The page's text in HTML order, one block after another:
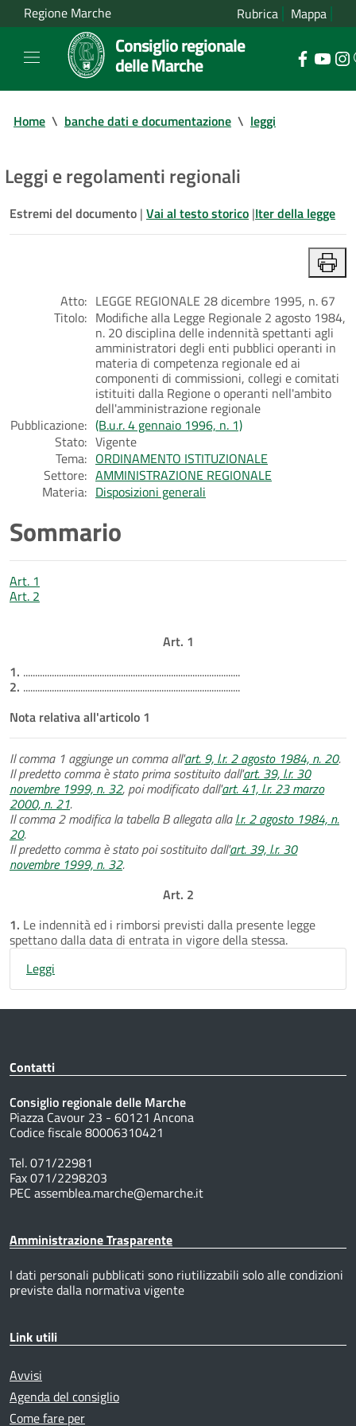
Regione Marche Rubrica Mappa
Consiglio regionale
delle Marche
Home \ banche dati e documentazione \ leggi
Leggi e regolamenti regionali
Estremi del documento | Vai al testo storico |Iter della legge
Atto: LEGGE REGIONALE 28 dicembre 1995, n. 67
Titolo: Modifiche alla Legge Regionale 2 agosto 1984,
n. 20 disciplina delle indennità spettanti agli
amministratori degli enti pubblici operanti in
materia di competenza regionale ed ai
componenti di commissioni, collegi e comitati
istituiti dalla Regione o operanti nell'ambito
dell'amministrazione regionale
Pubblicazione: (B.u.r. 4 gennaio 1996, n. 1)
Stato: Vigente
Tema: ORDINAMENTO ISTITUZIONALE
Settore: AMMINISTRAZIONE REGIONALE
Materia: Disposizioni generali
Sommario
Art. 1
Art. 2
Art. 1
1. ...........................................................................................
2. ...........................................................................................
Nota relativa all'articolo 1
Il comma 1 aggiunge un comma all'art. 9, l.r. 2 agosto 1984, n. 20.
Il predetto comma è stato prima sostituito dall'art. 39, l.r. 30
novembre 1999, n. 32, poi modificato dall'art. 41, l.r. 23 marzo
2000, n. 21.
Il comma 2 modifica la tabella B allegata allal.r. 2 agosto 1984, n.
20.
Il predetto comma è stato poi sostituito dall'art. 39, l.r. 30
novembre 1999, n. 32.
Art. 2
1. Le indennità ed i rimborsi previsti dalla presente legge
spettano dalla data di entrata in vigore della stessa.
Leggi
Contatti
Consiglio regionale delle Marche
Piazza Cavour 23 - 60121 Ancona
Codice fiscale 80006310421
Tel. 071/22981
Fax 071/2298203
PEC assemblea.marche@emarche.it
Amministrazione Trasparente
I dati personali pubblicati sono riutilizzabili solo alle condizioni
previste dalla normativa vigente
Link utili
Avvisi
Agenda del consiglio
Come fare per